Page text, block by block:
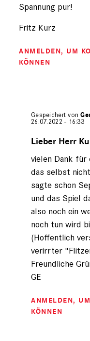
Spannung pur!
Fritz Kurz
ANMELDEN, UM
KÖNNEN
Gespeichert von
26.07.2022 - 16:33
auf
Fritz
Kurz
registriert)
Lieber Herr
vielen Dank für
das selbst
sagte schon
und das Spiel
also noch ein
noch tun wird
(Hoffentlich
verirrter
Freundliche
GE
ANMELDEN,
KÖNNEN